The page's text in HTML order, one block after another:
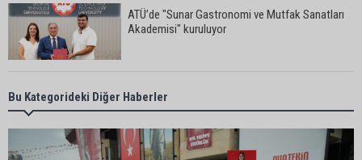
ATÜ’de "Sunar Gastronomi ve Mutfak Sanatları
Akademisi" kuruluyor
Göçükte hayatını kaybeden Bekir Çelik, Kozan'da
toprağa verildi
Bu Kategorideki Diğer Haberler